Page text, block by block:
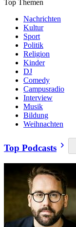
Top Themen
Nachrichten
Kultur
Sport
Politik
Religion
Kinder
DJ
Comedy
Campusradio
Interview
Musik
Bildung
Weihnachten
Top Podcasts